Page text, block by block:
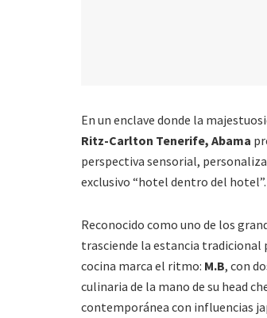
En un enclave donde la
Ritz-Carlton Tenerife, Abama
perspectiva sensorial,
exclusivo “hotel dentro del hotel”.
Reconocido como uno de los
trasciende la estancia tradicional
cocina marca el ritmo: M.B, con
culinaria de la mano de su head
contemporánea con influencias